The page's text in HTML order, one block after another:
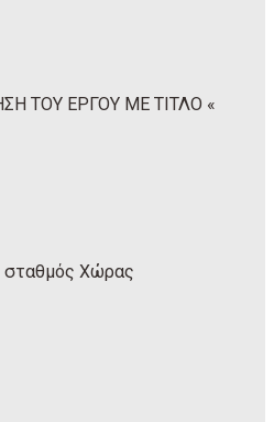
ΤΟΥ ΕΡΓΟΥ ΜΕ ΤΙΤΛΟ «
Χώρας